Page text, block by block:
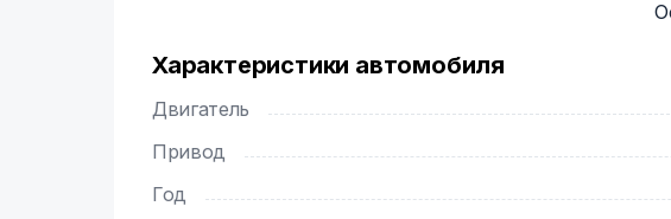
✅ Прозрачные тарифы без скрытых платежей
✅ Доставка автомобиля по вашему адресу (по
Характеристики автомобиля
Двигатель
Привод
Год